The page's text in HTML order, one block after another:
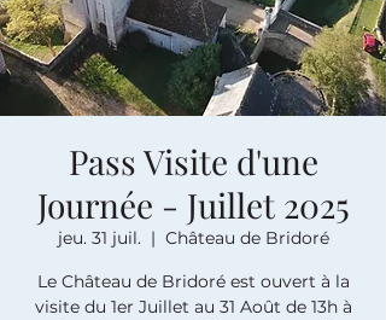
Pass Visite d'une
Journée - Juillet 2025
jeu. 31 juil.
  |
Château de Bridoré
Le Château de Bridoré est ouvert à la
visite du 1er Juillet au 31 Août de 13h à